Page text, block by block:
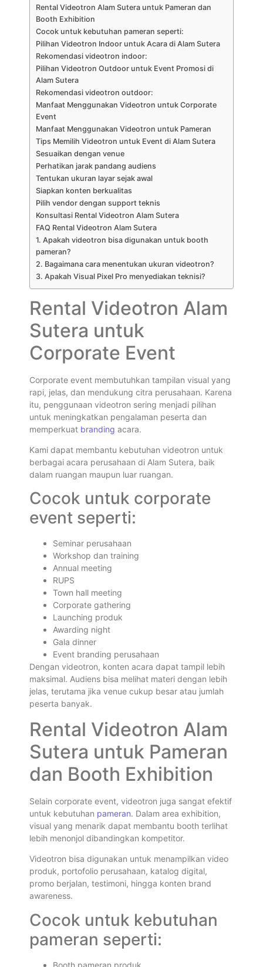
Rental Videotron Alam Sutera untuk Pameran dan
Booth Exhibition
Cocok untuk kebutuhan pameran seperti:
Pilihan Videotron Indoor untuk Acara di Alam Sutera
Rekomendasi videotron indoor:
Pilihan Videotron Outdoor untuk Event Promosi di
Alam Sutera
Rekomendasi videotron outdoor:
Manfaat Menggunakan Videotron untuk Corporate
Event
Manfaat Menggunakan Videotron untuk Pameran
Tips Memilih Videotron untuk Event di Alam Sutera
Sesuaikan dengan venue
Perhatikan jarak pandang audiens
Tentukan ukuran layar sejak awal
Siapkan konten berkualitas
Pilih vendor dengan support teknis
Konsultasi Rental Videotron Alam Sutera
FAQ Rental Videotron Alam Sutera
1. Apakah videotron bisa digunakan untuk booth
pameran?
2. Bagaimana cara menentukan ukuran videotron?
3. Apakah Visual Pixel Pro menyediakan teknisi?
Rental Videotron Alam
Sutera untuk
Corporate Event
Corporate event membutuhkan tampilan visual yang
rapi, jelas, dan mendukung citra perusahaan. Karena
itu, penggunaan videotron sering menjadi pilihan
untuk meningkatkan pengalaman peserta dan
memperkuat branding acara.
Kami dapat membantu kebutuhan videotron untuk
berbagai acara perusahaan di Alam Sutera, baik
dalam ruangan maupun luar ruangan.
Cocok untuk corporate
event seperti:
Seminar perusahaan
Workshop dan training
Annual meeting
RUPS
Town hall meeting
Corporate gathering
Launching produk
Awarding night
Gala dinner
Event branding perusahaan
Dengan videotron, konten acara dapat tampil lebih
maksimal. Audiens bisa melihat materi dengan lebih
jelas, terutama jika venue cukup besar atau jumlah
peserta banyak.
Rental Videotron Alam
Sutera untuk Pameran
dan Booth Exhibition
Selain corporate event, videotron juga sangat efektif
untuk kebutuhan pameran. Dalam area exhibition,
visual yang menarik dapat membantu booth terlihat
lebih menonjol dibandingkan kompetitor.
Videotron bisa digunakan untuk menampilkan video
produk, portofolio perusahaan, katalog digital,
promo berjalan, testimoni, hingga konten brand
awareness.
Cocok untuk kebutuhan
pameran seperti:
Booth pameran produk